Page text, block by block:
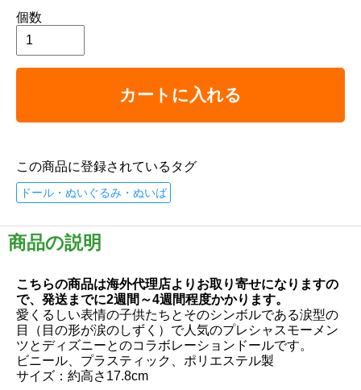
個数
カートに入れる
この商品に登録されているタグ
ドール・ぬいぐるみ・ぬいば
商品の説明
こちらの商品は海外代理店よりお取り寄せになりますの
で、発送までに2週間～4週間程度かかります。
愛くるしい表情の子供たちとそのシンボルである涙型の
目（目の形が涙のしずく）で人気のプレシャスモーメン
ツとディズニーとのコラボレーションドールです。
ビニール、プラスティック、ポリエステル製
サイズ：約高さ17.8cm